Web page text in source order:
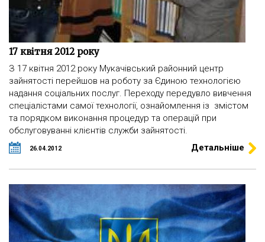
17 квітня 2012 року
З 17 квітня 2012 року Мукачівський районний центр
зайнятості перейшов на роботу за Єдиною технологією
надання соціальних послуг. Переходу передувло вивчення
спеціалістами самої технології, ознайомлення із змістом
та порядком виконання процедур та операцій при
обслуговуванні клієнтів служби зайнятості.
26.04.2012 Детальніше